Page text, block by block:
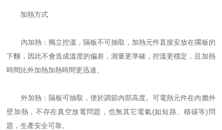
加熱方式
內加熱：獨立控溫，隔板不可抽取，加熱元件直接安放在擱板的
下麵，因此不會造成溫度的偏差，測量更準確，控溫更穩定，且加熱
時間比外加熱加熱時間更迅速。
外加熱：隔板可抽取，便於調節內部高度。可電熱元件在內膽外
壁加熱，不存在真空放電問題，也無其它電氣(如短路、積碳等)問
題，生產安全可靠。